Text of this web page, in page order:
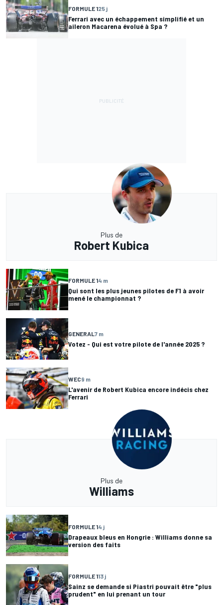
FORMULE 125 j
Ferrari avec un échappement simplifié et un
aileron Macarena évolué à Spa ?
Plus de
Robert Kubica
FORMULE 14 m
Qui sont les plus jeunes pilotes de F1 à avoir
mené le championnat ?
GENERAL7 m
Votez - Qui est votre pilote de l'année 2025 ?
WEC9 m
L'avenir de Robert Kubica encore indécis chez
Ferrari
Plus de
Williams
FORMULE 14 j
Drapeaux bleus en Hongrie : Williams donne sa
version des faits
FORMULE 113 j
Sainz se demande si Piastri pouvait être "plus
prudent" en lui prenant un tour